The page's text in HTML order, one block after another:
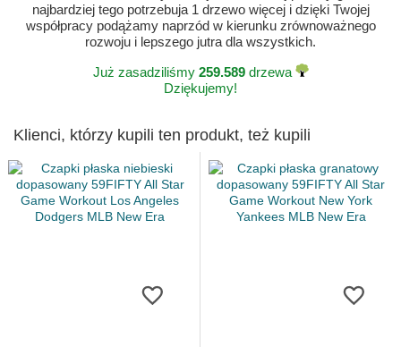
najbardziej tego potrzebuja 1 drzewo więcej i dzięki Twojej
współpracy podążamy naprzód w kierunku zrównoważnego
rozwoju i lepszego jutra dla wszystkich.
Już zasadziliśmy 259.589drzewa
Dziękujemy!
Klienci, którzy kupili ten produkt, też kupili